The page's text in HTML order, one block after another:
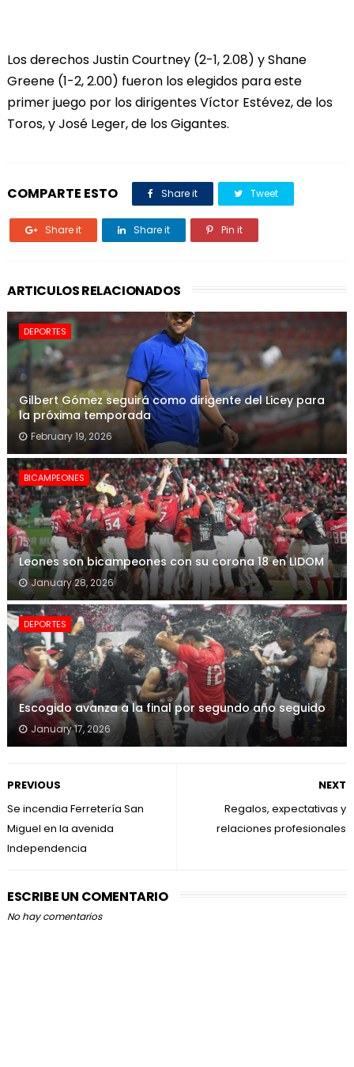
Los derechos Justin Courtney (2-1, 2.08) y Shane
Greene (1-2, 2.00) fueron los elegidos para este
primer juego por los dirigentes Víctor Estévez, de los
Toros, y José Leger, de los Gigantes.
COMPARTE ESTO Share it Tweet
Share it Share it Pin it
ARTICULOS RELACIONADOS
DEPORTES
Gilbert Gómez seguirá como dirigente del Licey para
la próxima temporada
February 19, 2026
BICAMPEONES
Leones son bicampeones con su corona 18 en LIDOM
January 28, 2026
DEPORTES
Escogido avanza a la final por segundo año seguido
January 17, 2026
NEXT
Regalos, expectativas y
relaciones profesionales
PREVIOUS
Se incendia Ferretería San
Miguel en la avenida
Independencia
ESCRIBE UN COMENTARIO
No hay comentarios